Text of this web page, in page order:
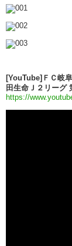
[YouTube]ＦＣ岐
田生命Ｊ２リーグ
https://